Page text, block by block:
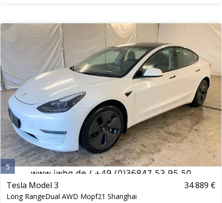
5
Tesla Model 3
Long RangeDual AWD Mopf21 Shanghai
34 889 €